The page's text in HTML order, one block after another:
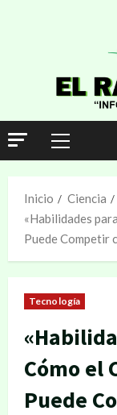
Inicio Ciencia
«Habilidades
Puede Competir
Tecnología
Cómo el
Puede